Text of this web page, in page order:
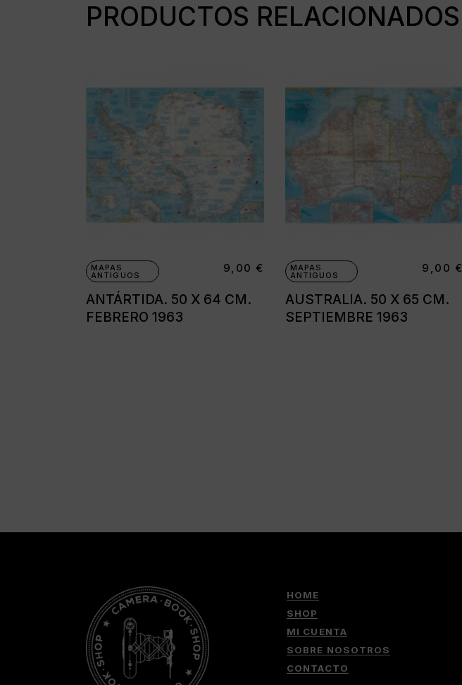
PRODUCTOS RELACIONADOS
MAPAS
ANTIGUOS
ANTÁRTIDA. 50 X 64 CM.
FEBRERO 1963
9,00 € MAPAS
ANTIGUOS
AUSTRALIA. 50 X 65 CM.
SEPTIEMBRE 1963
9,00 €
HOME
SHOP
MI CUENTA
SOBRE NOSOTROS
CONTACTO